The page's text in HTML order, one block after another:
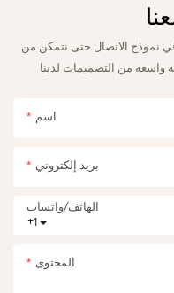
نموذج الاتصال حتى نتمكن من
اسم
بريد إلكتروني
+1
الهاتف/واتساب
المحتوى